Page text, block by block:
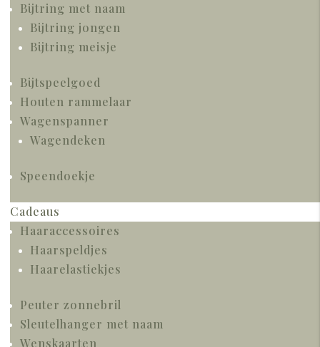
Bijtring met naam
Bijtring jongen
Bijtring meisje
Bijtspeelgoed
Houten rammelaar
Wagenspanner
Wagendeken
Speendoekje
Cadeaus
Haaraccessoires
Haarspeldjes
Haarelastiekjes
Peuter zonnebril
Sleutelhanger met naam
Wenskaarten